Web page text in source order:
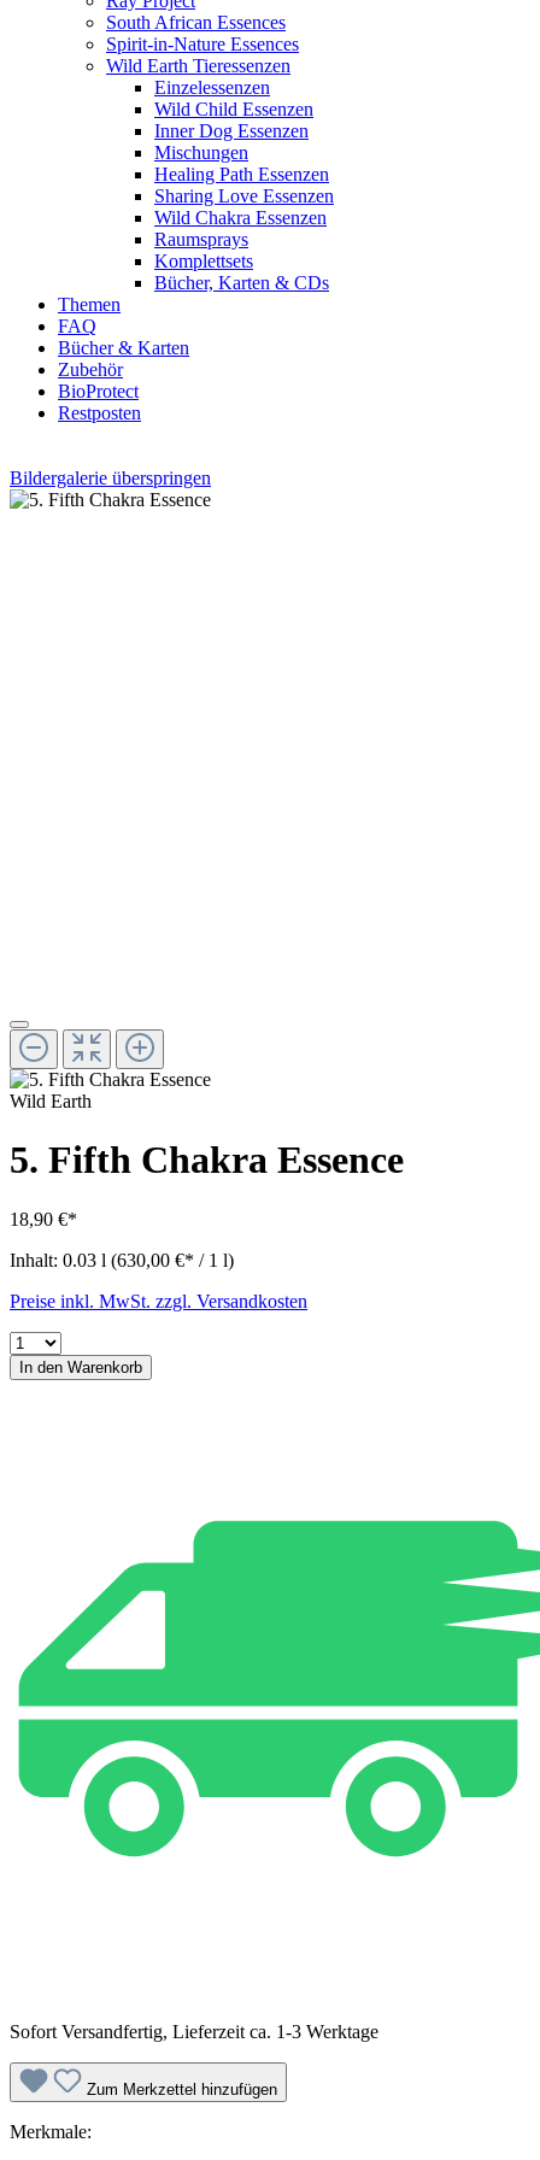
South African Essences
Spirit-in-Nature Essences
Wild Earth Tieressenzen
Einzelessenzen
Wild Child Essenzen
Inner Dog Essenzen
Mischungen
Healing Path Essenzen
Sharing Love Essenzen
Wild Chakra Essenzen
Raumsprays
Komplettsets
Bücher, Karten & CDs
Themen
FAQ
Bücher & Karten
Zubehör
BioProtect
Restposten
Bildergalerie überspringen
Wild Earth
5. Fifth Chakra Essence
18,90 €*
Inhalt: 0.03 l (630,00 €* / 1 l)
Preise inkl. MwSt. zzgl. Versandkosten
In den Warenkorb
Sofort Versandfertig, Lieferzeit ca. 1-3 Werktage
Zum Merkzettel hinzufügen
Merkmale: